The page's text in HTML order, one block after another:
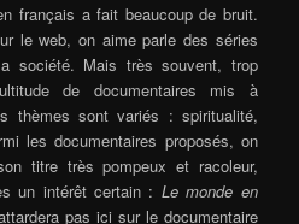
français a fait beaucoup de bruit.
le web, on aime parle des séries
société. Mais très souvent, trop
de documentaires mis à
thèmes sont variés : spiritualité,
les documentaires proposés, on
titre très pompeux et racoleur,
un intérêt certain : Le monde en
pas ici sur le documentaire